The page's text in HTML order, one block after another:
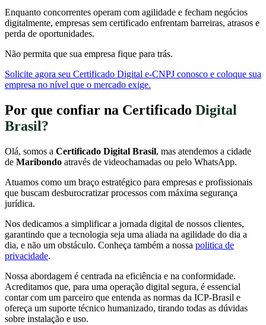
Enquanto concorrentes operam com agilidade e fecham negócios
digitalmente, empresas sem certificado enfrentam barreiras, atrasos e
perda de oportunidades.
Não permita que sua empresa fique para trás.
Solicite agora seu Certificado Digital e-CNPJ conosco e coloque sua
empresa no nível que o mercado exige.
Por que confiar na Certificado Digital
Brasil?
Olá, somos a Certificado Digital Brasil, mas atendemos a cidade
de Maribondo através de videochamadas ou pelo WhatsApp.
Atuamos como um braço estratégico para empresas e profissionais
que buscam desburocratizar processos com máxima segurança
jurídica.
Nos dedicamos a simplificar a jornada digital de nossos clientes,
garantindo que a tecnologia seja uma aliada na agilidade do dia a
dia, e não um obstáculo. Conheça também a nossa politica de
privacidade.
Nossa abordagem é centrada na eficiência e na conformidade.
Acreditamos que, para uma operação digital segura, é essencial
contar com um parceiro que entenda as normas da ICP-Brasil e
ofereça um suporte técnico humanizado, tirando todas as dúvidas
sobre instalação e uso.